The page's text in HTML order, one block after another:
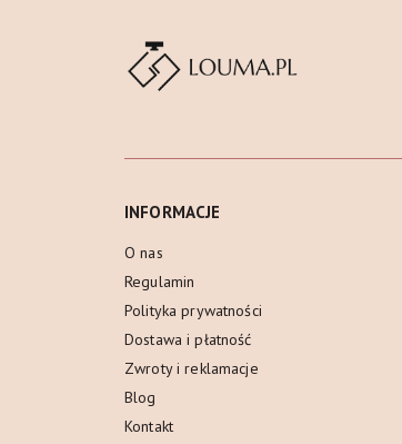
INFORMACJE
O nas
Regulamin
Polityka prywatności
Dostawa i płatność
Zwroty i reklamacje
Blog
Kontakt